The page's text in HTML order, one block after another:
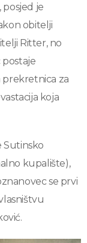
posjed je
obitelji
Ritter, no
postaje
prekretnica za
koja
Sutinsko
kupalište),
se prvi